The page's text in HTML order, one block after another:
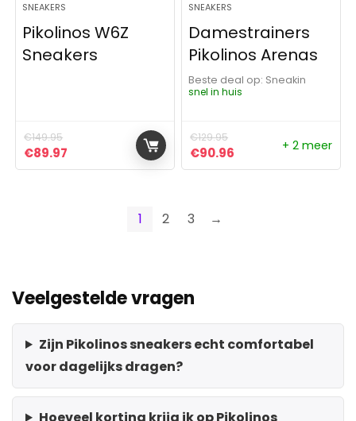
SNEAKERS
Pikolinos W6Z
Sneakers
€149.95
Oorspronkelijke prijs was: €149.95.
€89.97 Huidige prijs is: €89.97.
SNEAKERS
Damestrainers
Pikolinos Arenas
Beste deal op:
Sneakin
snel in huis
€129.95
Oorspronkelijke prijs was:
€90.96 Huidige prijs is:
+ 2 meer
1 2 3 →
Veelgestelde vragen
Zijn Pikolinos sneakers echt comfortabel
voor dagelijks dragen?